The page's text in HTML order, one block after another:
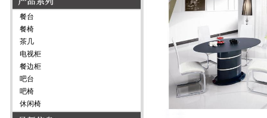
餐台
餐椅
茶几
电视柜
餐边柜
吧台
吧椅
休闲椅